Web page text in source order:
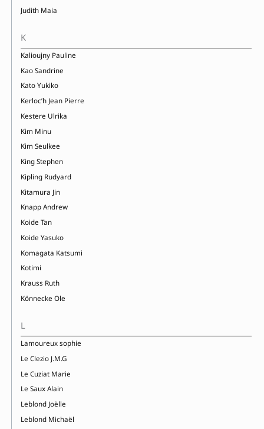
Judith Maia
K
Kalioujny Pauline
Kao Sandrine
Kato Yukiko
Kerloc’h Jean Pierre
Kestere Ulrika
Kim Minu
Kim Seulkee
King Stephen
Kipling Rudyard
Kitamura Jin
Knapp Andrew
Koide Tan
Koide Yasuko
Komagata Katsumi
Kotimi
Krauss Ruth
Könnecke Ole
L
Lamoureux sophie
Le Clezio J.M.G
Le Cuziat Marie
Le Saux Alain
Leblond Joëlle
Leblond Michaël